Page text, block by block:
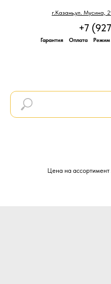
г.Казань,ул. Мусина,
+7
Гарантия Оплата Режим
Цена на ассортимент